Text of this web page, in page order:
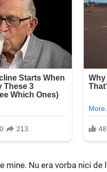
mine. Nu era vorba nici